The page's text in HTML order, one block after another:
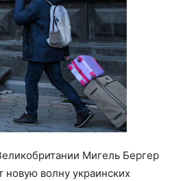
Мигель Бергер
новую волну украинских